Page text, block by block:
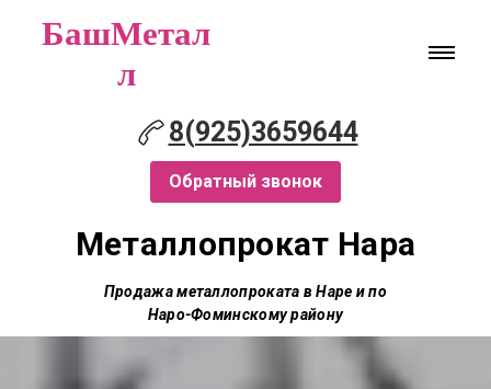
БашМетал
л
8(925)3659644
Обратный звонок
Металлопрокат Нара
Продажа металлопроката в Наре и по
Наро-Фоминскому району